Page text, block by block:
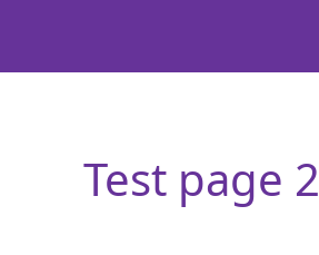
Test page 2
MODO DE TESTE